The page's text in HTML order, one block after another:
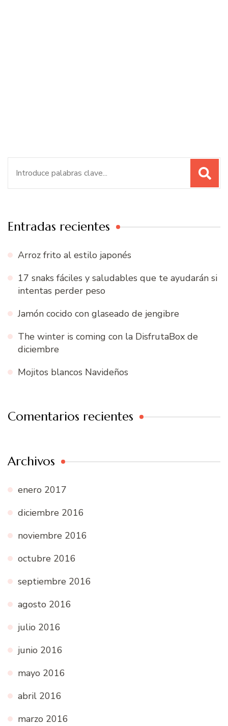
Entradas recientes
Arroz frito al estilo japonés
17 snaks fáciles y saludables que te ayudarán si
intentas perder peso
Jamón cocido con glaseado de jengibre
The winter is coming con la DisfrutaBox de
diciembre
Mojitos blancos Navideños
Comentarios recientes
Archivos
enero 2017
diciembre 2016
noviembre 2016
octubre 2016
septiembre 2016
agosto 2016
julio 2016
junio 2016
mayo 2016
abril 2016
marzo 2016